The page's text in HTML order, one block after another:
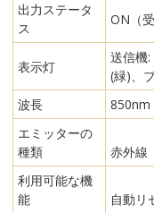
出力ステータ
ス
ON（
表示灯
送信機
(緑)、
波長
850nm
エミッターの
種類
赤外線
利用可能な機
能
自動リ